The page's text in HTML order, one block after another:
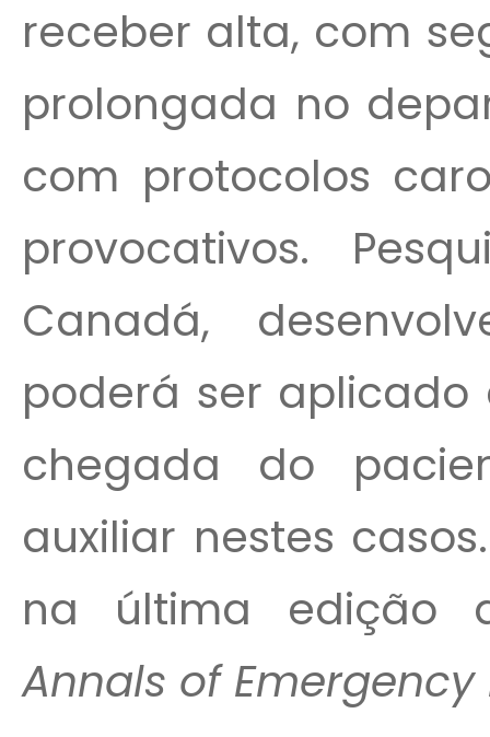
receber alta, com
prolongada no
com protocolos
provocativos.
Canadá,
poderá ser
chegada do
auxiliar nestes
na última edição
Annals of